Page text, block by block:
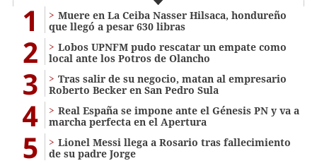
1
Muere en La Ceiba Nasser Hilsaca, hondureño
que llegó a pesar 630 libras
2
Lobos UPNFM pudo rescatar un empate como
local ante los Potros de Olancho
3
Tras salir de su negocio, matan al empresario
Roberto Becker en San Pedro Sula
4
Real España se impone ante el Génesis PN y va a
marcha perfecta en el Apertura
5
Lionel Messi llega a Rosario tras fallecimiento
de su padre Jorge